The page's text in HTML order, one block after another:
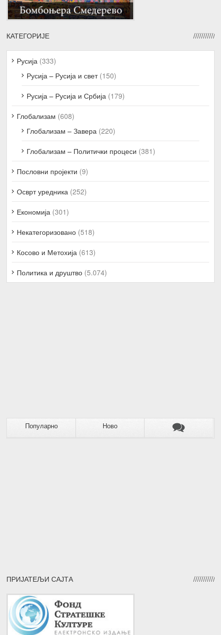
КАТЕГОРИЈЕ
Русија (333)
Русија – Русија и свет(150)
Русија – Русија и Србија (179)
Глобализам (608)
Глобализам – Завера (220)
Глобализам – Политички процеси (381)
Пословни пројекти (9)
Осврт уредника (252)
Економија (301)
Некатегоризовано (518)
Косово и Метохија (613)
Политика и друштво (5.074)
Популарно Ново
ПРИЈАТЕЉИ САЈТА